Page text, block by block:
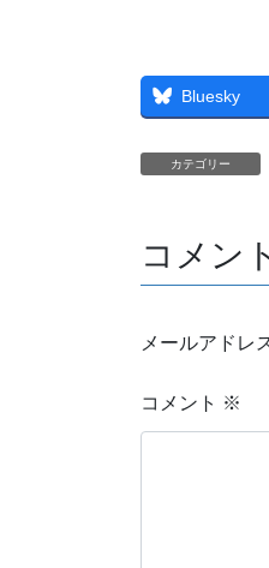
Bluesky
カテゴリー
コメン
メールアドレ
コメント ※